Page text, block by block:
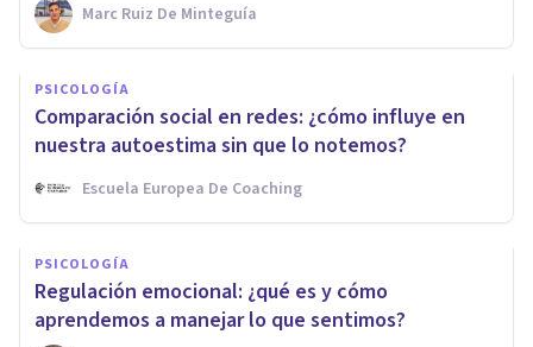
Marc Ruiz De Minteguía
PSICOLOGÍA
Comparación social en redes: ¿cómo influye en
nuestra autoestima sin que lo notemos?
Escuela Europea De Coaching
PSICOLOGÍA
Regulación emocional: ¿qué es y cómo
aprendemos a manejar lo que sentimos?